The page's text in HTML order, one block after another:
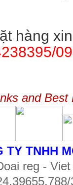
hàng
and Best
TY TNHH
reg -